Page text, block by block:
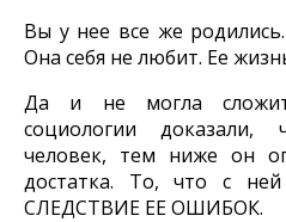
Вы у нее все же
Она себя не любит. Ее
Да и не могла
социологии доказали,
человек, тем ниже он
достатка. То, что с
СЛЕДСТВИЕ ЕЕ ОШИБОК.